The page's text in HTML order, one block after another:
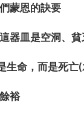
蒙恩的訣要
器皿是空洞、
生命，而是死亡
裕